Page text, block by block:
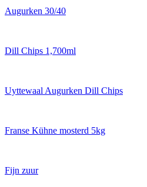
Augurken 30/40
Dill Chips 1,700ml
Uyttewaal Augurken Dill Chips
Franse Kühne mosterd 5kg
Fijn zuur